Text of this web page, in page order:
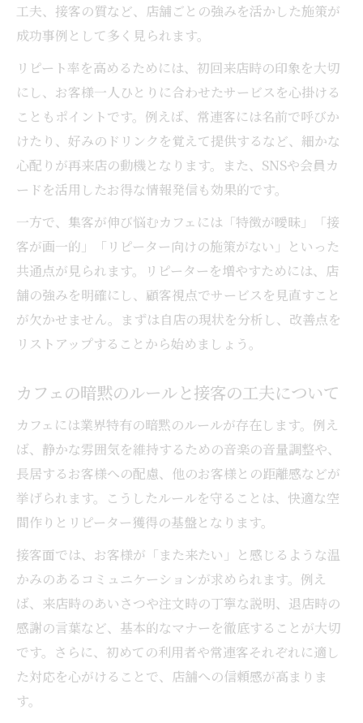
工夫、接客の質など、店舗ごとの強みを活かした施策が
成功事例として多く見られます。
リピート率を高めるためには、初回来店時の印象を大切
にし、お客様一人ひとりに合わせたサービスを心掛ける
こともポイントです。例えば、常連客には名前で呼びか
けたり、好みのドリンクを覚えて提供するなど、細かな
心配りが再来店の動機となります。また、SNSや会員カ
ードを活用したお得な情報発信も効果的です。
一方で、集客が伸び悩むカフェには「特徴が曖昧」「接
客が画一的」「リピーター向けの施策がない」といった
共通点が見られます。リピーターを増やすためには、店
舗の強みを明確にし、顧客視点でサービスを見直すこと
が欠かせません。まずは自店の現状を分析し、改善点を
リストアップすることから始めましょう。
カフェの暗黙のルールと接客の工夫について
カフェには業界特有の暗黙のルールが存在します。例え
ば、静かな雰囲気を維持するための音楽の音量調整や、
長居するお客様への配慮、他のお客様との距離感などが
挙げられます。こうしたルールを守ることは、快適な空
間作りとリピーター獲得の基盤となります。
接客面では、お客様が「また来たい」と感じるような温
かみのあるコミュニケーションが求められます。例え
ば、来店時のあいさつや注文時の丁寧な説明、退店時の
感謝の言葉など、基本的なマナーを徹底することが大切
です。さらに、初めての利用者や常連客それぞれに適し
た対応を心がけることで、店舗への信頼感が高まりま
す。